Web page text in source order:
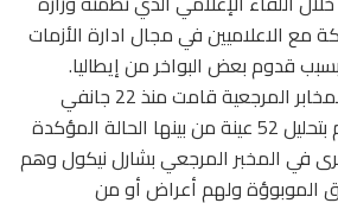
مع الاعلاميين في مجال ادارة الأزمات
قدوم بعض البواخر من إيطاليا.
ولفتت بن علية الى أن المخابر المرجعية قامت منذ 22 جانفي
الماضي والى غاية اليوم بتحليل 52 عينة من بينها الحالة المؤكدة
12 عينة أخرى في المخبر المرجعي بشارل نيكول وهم
الموبوؤة ولهم أعراض أو من